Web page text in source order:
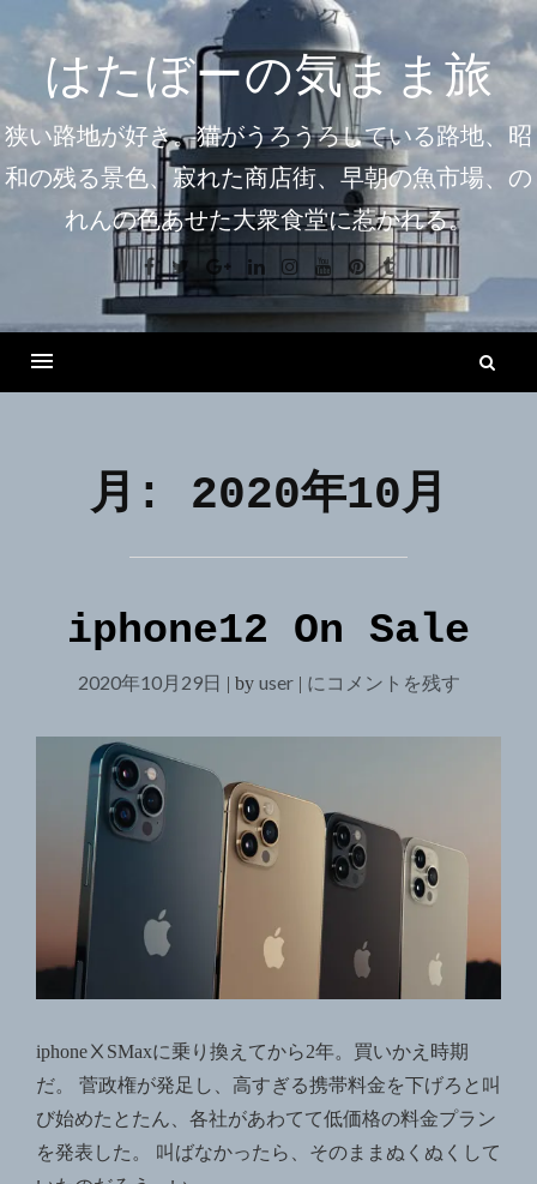
ン
ツ
へ
はたぼーの気まま旅
狭い路地が好き。猫がうろうろしている路地、昭
和の残る景色、寂れた商店街、早朝の魚市場、の
れんの色あせた大衆食堂に惹かれる。
Facebook
Twitter Google+
LinkedinInstagramYoutubePinterestTumblr
月: 2020年10月
iphone12 On Sale
2020年10月29日 | by user| iphone12
にコメントを残す
iphoneⅩSMaxに乗り換えてから2年。買いかえ時期
だ。 菅政権が発足し、高すぎる携帯料金を下げろと叫
び始めたとたん、各社があわてて低価格の料金プラン
を発表した。 叫ばなかったら、そのままぬくぬくして